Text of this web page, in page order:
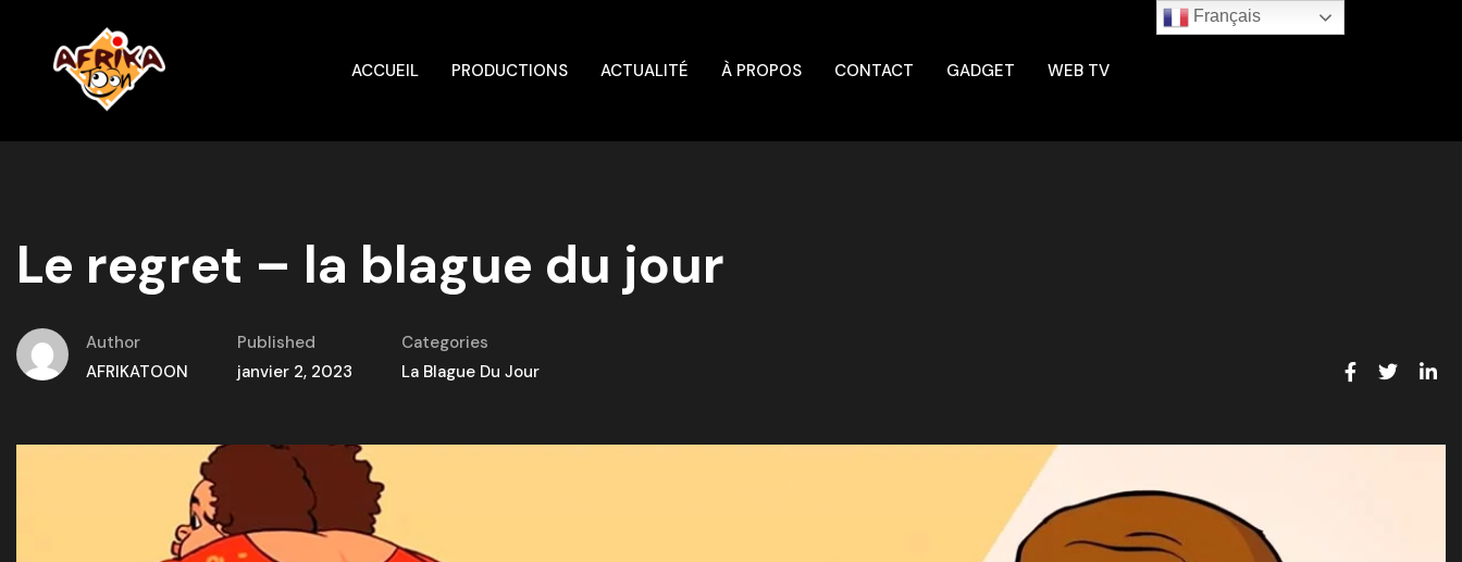
ACCUEIL PRODUCTIONS ACTUALITÉ À PROPOS CONTACT GADGET WEB TV
Le regret – la blague du jour
Author
AFRIKATOON
Published
janvier 2, 2023
Categories
La Blague Du Jour
Français